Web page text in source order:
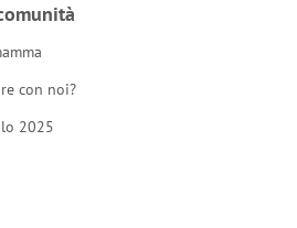
con noi?
2025